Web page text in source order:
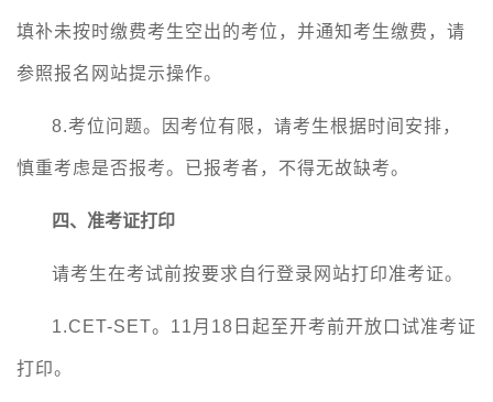
填补未按时缴费考生空出的考位，并通知考生缴费，请
参照报名网站提示操作。
8.考位问题。因考位有限，请考生根据时间安排，
慎重考虑是否报考。已报考者，不得无故缺考。
四、准考证打印
请考生在考试前按要求自行登录网站打印准考证。
1.CET-SET。 11 月 18 日起至开考前开放口试准考证
打印。